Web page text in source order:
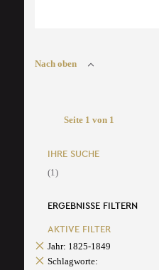
Nach oben
Seite 1 von 1
IHRE SUCHE
(1)
ERGEBNISSE FILTERN
AKTIVE FILTER
Jahr: 1825-1849
Schlagworte: